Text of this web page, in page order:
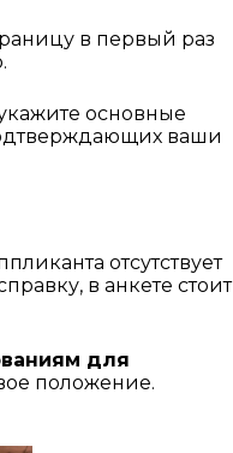
в первый раз
основные
ваши
отсутствует
в анкете стоит
для
положение.